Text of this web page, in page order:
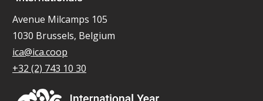
Avenue Milcamps 105
1030 Brussels, Belgium
ica@ica.coop
+32 (2) 743 10 30